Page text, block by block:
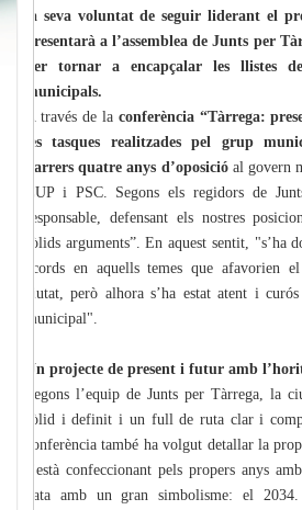
la seva voluntat de seguir liderant el
presentarà a l’assemblea de Junts per
per tornar a encapçalar les llistes
municipals.
A través de la conferència “Tàrrega:
les tasques realitzades pel grup
darrers quatre anys d’oposicióal govern
CUP i PSC. Segons els regidors de
responsable, defensant els nostres
sòlids arguments”. En aquest sentit, "s’ha
acords en aquells temes que afavorien
ciutat, però alhora s’ha estat atent i
municipal".
Un projecte de present i futur amb
Segons l’equip de Junts per Tàrrega, la
sòlid i definit i un full de ruta clar i
conferència també ha volgut detallar la
s’està confeccionant pels propers anys
data amb un gran simbolisme: el